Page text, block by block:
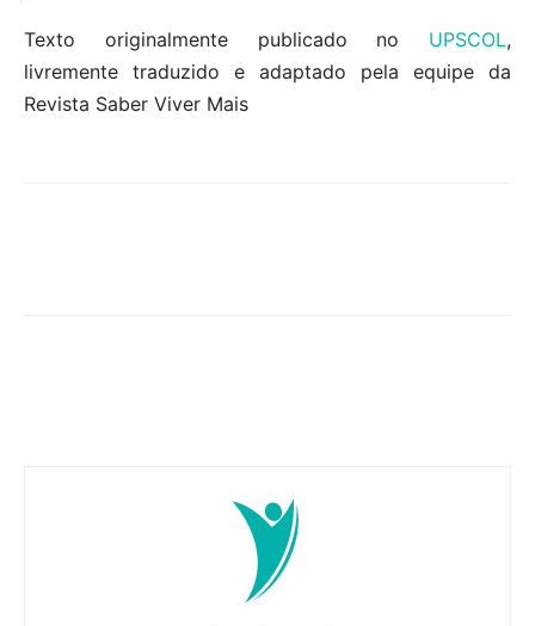
Texto originalmente publicado no UPSCOL,
livremente traduzido e adaptado pela equipe da
Revista Saber Viver Mais